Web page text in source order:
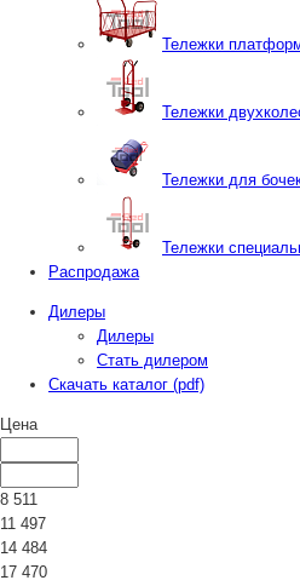
Тележки
Тележки
Тележки для
Тележки
Распродажа
Дилеры
Дилеры
Стать дилером
Скачать каталог (pdf)
Цена
8 511
11 497
14 484
17 470